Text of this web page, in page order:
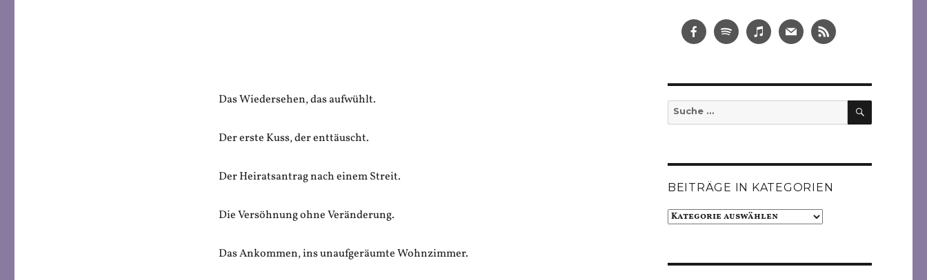
Das Wiedersehen, das aufwühlt.
Der erste Kuss, der enttäuscht.
Der Heiratsantrag nach einem Streit.
Die Versöhnung ohne Veränderung.
Das Ankommen, ins unaufgeräumte Wohnzimmer.
Suche
nach:
SUCHEN
BEITRÄGE IN KATEGORIEN
Beiträge